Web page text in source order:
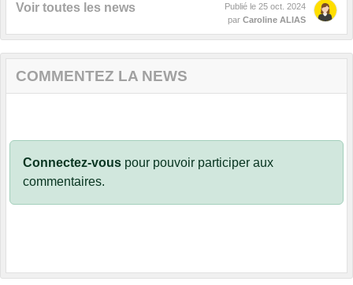
Voir toutes les news Publié le 25 oct. 2024
par Caroline ALIAS
COMMENTEZ LA NEWS
Connectez-vous pour pouvoir participer aux
commentaires.